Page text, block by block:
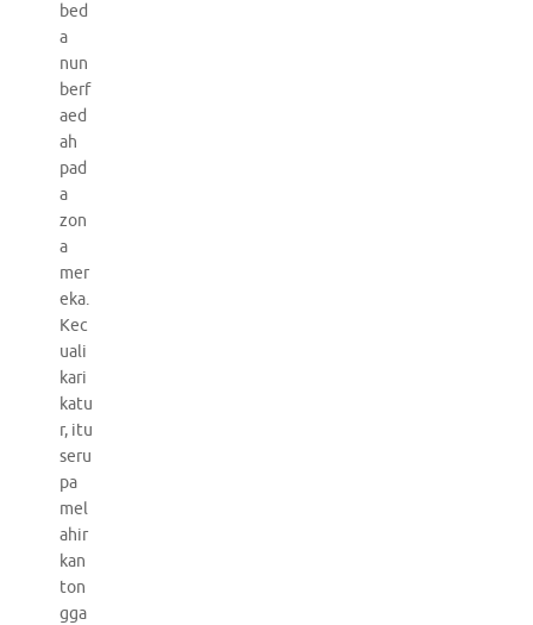
bed
a
nun
berf
aed
ah
pad
a
zon
a
mer
eka.
Kec
uali
kari
katu
r, itu
seru
pa
mel
ahir
kan
ton
gga